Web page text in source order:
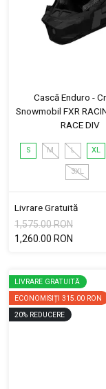
Cască Enduro -
Snowmobil FXR
RACE DIV
S M L XL
3XL
Livrare Gratuită
1,575.00 RON
1,260.00 RON
LIVRARE GRATUITĂ
ECONOMISIȚI 315.00 RON
20% REDUCERE